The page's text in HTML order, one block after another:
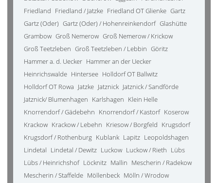
Friedland Friedland / Jatzke Friedland OT Glienke Gartz
Gartz (Oder) Gartz (Oder) / Hohenreinkendorf Glashütte
Grambow Groß Nemerow Groß Nemerow / Krickow
Groß Teetzleben Groß Teetzleben / Lebbin Göritz
Hammer a. d. Uecker Hammer an der Uecker
Heinrichswalde Hintersee Holldorf OT Ballwitz
Holldorf OT Rowa Jatzke Jatznick Jatznick / Sandförde
Jatznick/ Blumenhagen Karlshagen Klein Helle
Knorrendorf / Gädebehn Knorrendorf / Kastorf Koserow
Krackow Krackow / Lebehn Kriesow / Borgfeld Krugsdorf
Krugsdorf / Rothenburg Kublank Lapitz Leopoldshagen
Lindetal Lindetal / Dewitz Luckow Luckow / Rieth Lübs
Lübs / Heinrichshof Löcknitz Mallin Mescherin / Radekow
Mescherin / Staffelde Möllenbeck Mölln / Wrodow